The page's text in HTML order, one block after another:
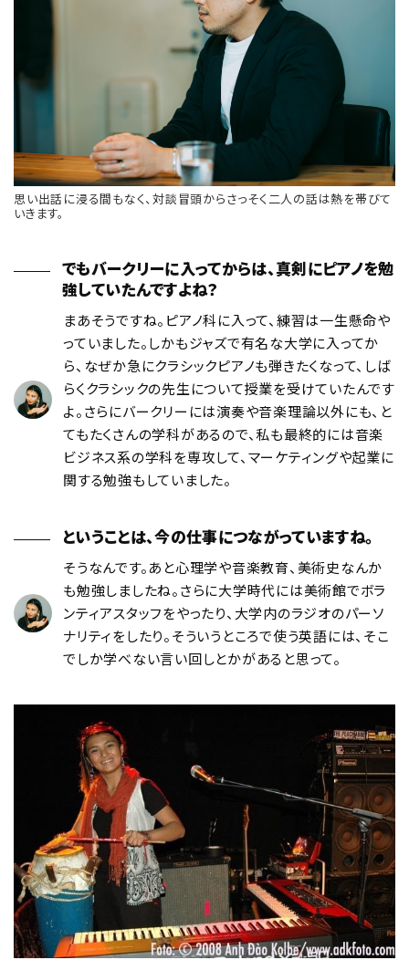
思い出話に浸る間もなく、対談冒頭からさっそく二人の話は熱を帯びて
いきます。
でもバークリーに入ってからは、真剣にピアノを勉
強していたんですよね？
まあそうですね。ピアノ科に入って、練習は一生懸命や
っていました。しかもジャズで有名な大学に入ってか
ら、なぜか急にクラシックピアノも弾きたくなって、しば
らくクラシックの先生について授業を受けていたんです
よ。さらにバークリーには演奏や音楽理論以外にも、と
てもたくさんの学科があるので、私も最終的には音楽
ビジネス系の学科を専攻して、マーケティングや起業に
関する勉強もしていました。
ということは、今の仕事につながっていますね。
そうなんです。あと心理学や音楽教育、美術史なんか
も勉強しましたね。さらに大学時代には美術館でボラ
ンティアスタッフをやったり、大学内のラジオのパーソ
ナリティをしたり。そういうところで使う英語には、そこ
でしか学べない言い回しとかがあると思って。